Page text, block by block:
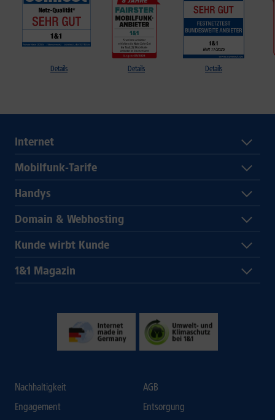
Details Details Details
Internet
Mobilfunk-Tarife
Handys
Domain & Webhosting
Kunde wirbt Kunde
1&1 Magazin
Nachhaltigkeit
Engagement
AGB
Entsorgung